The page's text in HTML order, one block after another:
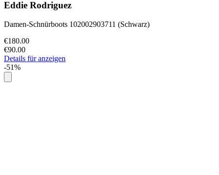
Eddie Rodriguez
Damen-Schnürboots 102002903711 (Schwarz)
€180.00
€90.00
Details für anzeigen
-51%